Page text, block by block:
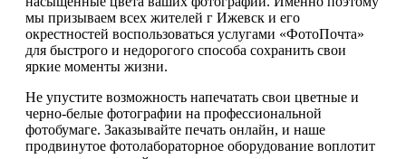
мы призываем всех жителей г Ижевск и его
окрестностей воспользоваться услугами «ФотоПочта»
для быстрого и недорогого способа сохранить свои
яркие моменты жизни.
Не упустите возможность напечатать свои цветные и
черно-белые фотографии на профессиональной
фотобумаге. Заказывайте печать онлайн, и наше
продвинутое фотолабораторное оборудование воплотит